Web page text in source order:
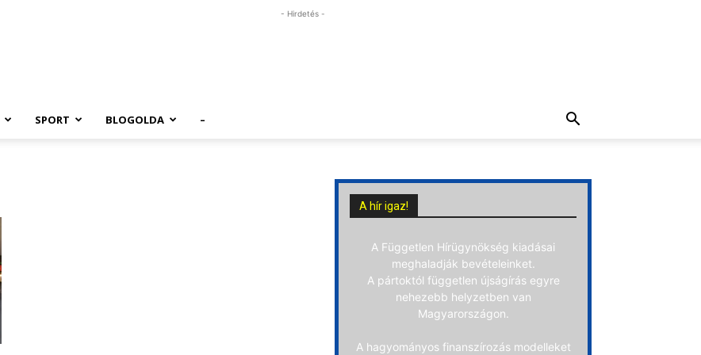
- Hirdetés -
SPORT BLOGOLDA –
A hír igaz!
A Független Hírügynökség kiadásai
meghaladják bevételeinket.
A pártoktól független újságírás egyre
nehezebb helyzetben van
Magyarországon.
A hagyományos finanszírozás modelleket